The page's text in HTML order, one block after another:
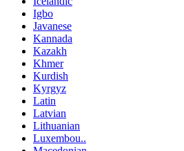
Igbo
Javanese
Kannada
Kazakh
Khmer
Kurdish
Kyrgyz
Latin
Latvian
Lithuanian
Luxembou..